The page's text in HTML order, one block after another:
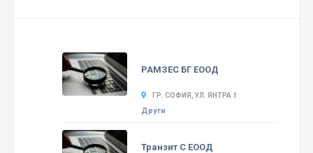
РАМЗЕС БГ ЕООД
ГР. СОФИЯ, УЛ. ЯНТРА 1
Други
Транзит С ЕООД